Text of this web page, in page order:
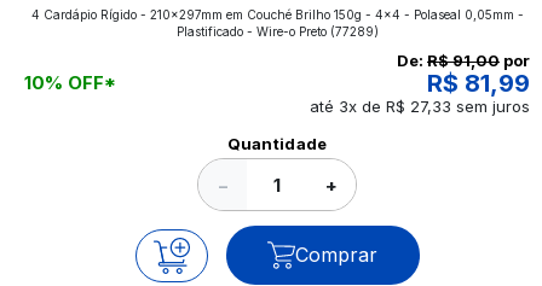
aplicados nos impressos da gráfica FuturaIM? Então,
continue a leitura que vamos revelar para você!
4 Cardápio Rígido - 210x297mm em Couché Brilho 150g - 4x4 - Polaseal 0,05mm -
Plastificado - Wire-o Preto(77289)
10% OFF*
De: R$ 91,00 por
R$ 81,99
até 3x de R$ 27,33 sem juros
Quantidade
− +
Comprar